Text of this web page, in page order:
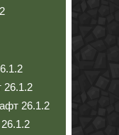
26.1.2